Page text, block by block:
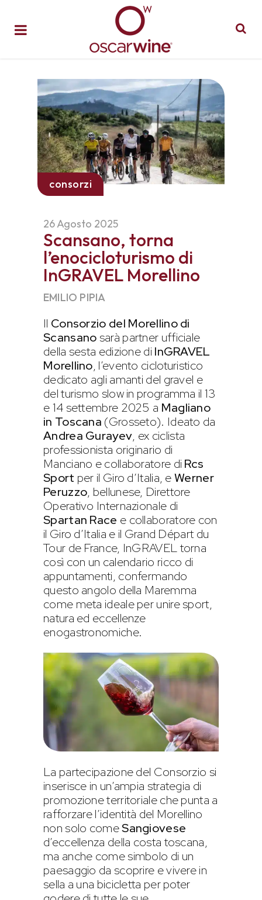
consorzi
26 Agosto 2025
Scansano, torna
l’enocicloturismo di
InGRAVEL Morellino
EMILIO PIPIA
Il Consorzio del Morellino di
Scansano sarà partner ufficiale
della sesta edizione di InGRAVEL
Morellino, l’evento cicloturistico
dedicato agli amanti del gravel e
del turismo slow in programma il 13
e 14 settembre 2025 a Magliano
in Toscana (Grosseto). Ideato da
Andrea Gurayev, ex ciclista
professionista originario di
Manciano e collaboratore di Rcs
Sport per il Giro d’Italia, eWerner
Peruzzo, bellunese, Direttore
Operativo Internazionale di
Spartan Race e collaboratore con
il Giro d’Italia e il Grand Départ du
Tour de France, InGRAVEL torna
così con un calendario ricco di
appuntamenti, confermando
questo angolo della Maremma
come meta ideale per unire sport,
natura ed eccellenze
enogastronomiche.
La partecipazione del Consorzio si
inserisce in un’ampia strategia di
promozione territoriale che punta a
rafforzare l’identità del Morellino
non solo comeSangiovese
d’eccellenza della costa toscana,
ma anche come simbolo di un
paesaggio da scoprire e vivere in
sella a una bicicletta per poter